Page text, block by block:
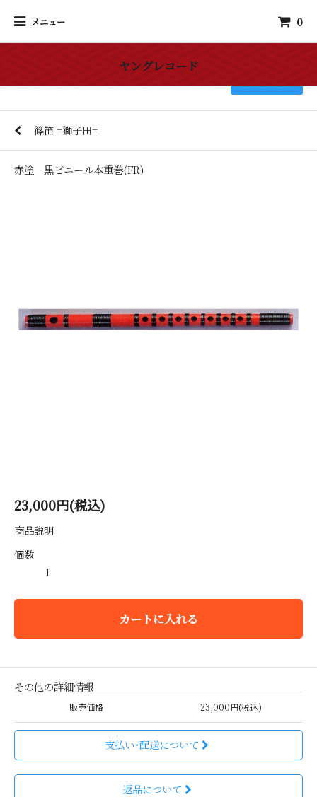
メニュー 0
ヤングレコード
篠笛 =獅子田=
赤塗 黒ビニール本重巻(FR)
23,000円(税込)
商品説明
個数
カートに入れる
その他の詳細情報
販売価格 23,000円(税込)
支払い・配送について
返品について